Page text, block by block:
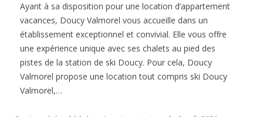
Ayant à sa disposition pour une location d’appartement
vacances, Doucy Valmorel vous accueille dans un
établissement exceptionnel et convivial. Elle vous offre
une expérience unique avec ses chalets au pied des
pistes de la station de ski Doucy. Pour cela, Doucy
Valmorel propose une location tout compris ski Doucy
Valmorel,…